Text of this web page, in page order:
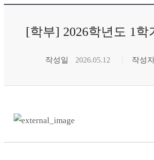
[학부] 2026학년도 1
작성일 2026.05.12 작성